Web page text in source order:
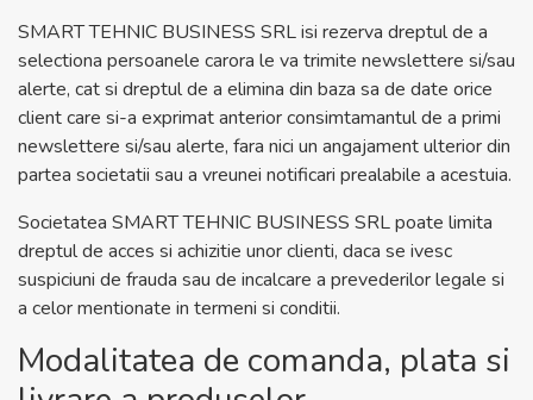
SMART TEHNIC BUSINESS SRL isi rezerva dreptul de a
selectiona persoanele carora le va trimite newslettere si/sau
alerte, cat si dreptul de a elimina din baza sa de date orice
client care si-a exprimat anterior consimtamantul de a primi
newslettere si/sau alerte, fara nici un angajament ulterior din
partea societatii sau a vreunei notificari prealabile a acestuia.
Societatea SMART TEHNIC BUSINESS SRL poate limita
dreptul de acces si achizitie unor clienti, daca se ivesc
suspiciuni de frauda sau de incalcare a prevederilor legale si
a celor mentionate in termeni si conditii.
Modalitatea de comanda, plata si